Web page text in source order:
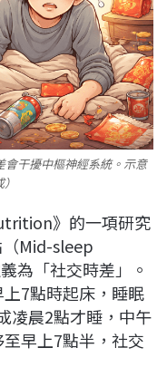
干擾中樞神經系統。示意
》的一項研究
Mid-sleep
為「社交時差」。
7點時起床，睡眠
凌晨2點才睡，中午
早上7點半，社交